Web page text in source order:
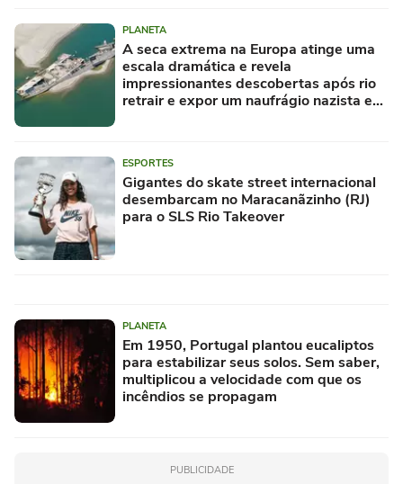
PLANETA
A seca extrema na Europa atinge uma
escala dramática e revela
impressionantes descobertas após rio
retrair e expor um naufrágio nazista e
ESPORTES
Gigantes do skate street internacional
desembarcam no Maracanãzinho (RJ)
para o SLS Rio Takeover
PLANETA
Em 1950, Portugal plantou eucaliptos
para estabilizar seus solos. Sem saber,
multiplicou a velocidade com que os
incêndios se propagam
PUBLICIDADE